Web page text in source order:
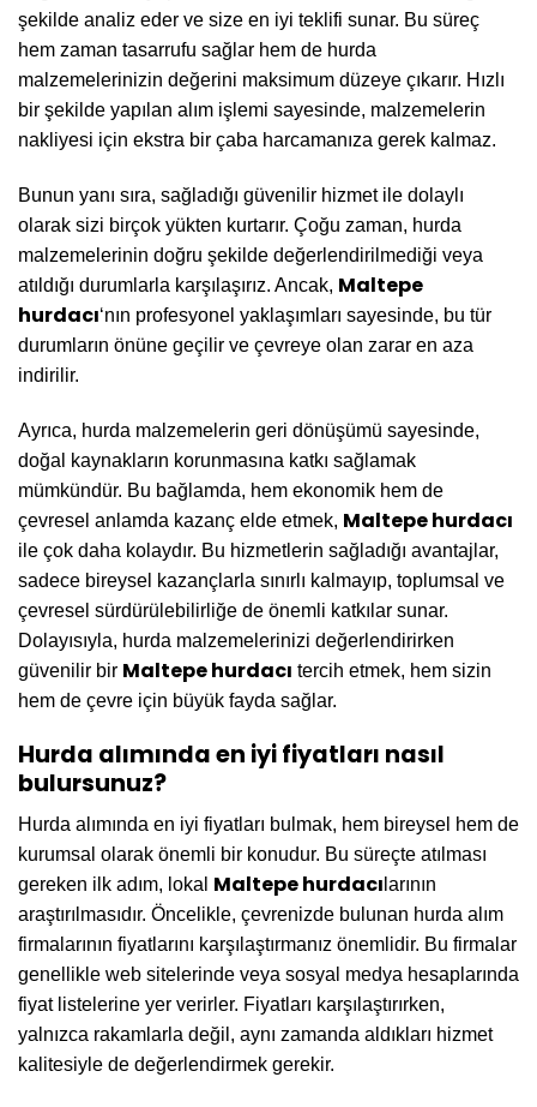
şekilde analiz eder ve size en iyi teklifi sunar. Bu süreç
hem zaman tasarrufu sağlar hem de hurda
malzemelerinizin değerini maksimum düzeye çıkarır. Hızlı
bir şekilde yapılan alım işlemi sayesinde, malzemelerin
nakliyesi için ekstra bir çaba harcamanıza gerek kalmaz.
Bunun yanı sıra, sağladığı güvenilir hizmet ile dolaylı
olarak sizi birçok yükten kurtarır. Çoğu zaman, hurda
malzemelerinin doğru şekilde değerlendirilmediği veya
atıldığı durumlarla karşılaşırız. Ancak, Maltepe
hurdacı‘nın profesyonel yaklaşımları sayesinde, bu tür
durumların önüne geçilir ve çevreye olan zarar en aza
indirilir.
Ayrıca, hurda malzemelerin geri dönüşümü sayesinde,
doğal kaynakların korunmasına katkı sağlamak
mümkündür. Bu bağlamda, hem ekonomik hem de
çevresel anlamda kazanç elde etmek, Maltepe hurdacı
ile çok daha kolaydır. Bu hizmetlerin sağladığı avantajlar,
sadece bireysel kazançlarla sınırlı kalmayıp, toplumsal ve
çevresel sürdürülebilirliğe de önemli katkılar sunar.
Dolayısıyla, hurda malzemelerinizi değerlendirirken
güvenilir bir Maltepe hurdacı tercih etmek, hem sizin
hem de çevre için büyük fayda sağlar.
Hurda alımında en iyi fiyatları nasıl
bulursunuz?
Hurda alımında en iyi fiyatları bulmak, hem bireysel hem de
kurumsal olarak önemli bir konudur. Bu süreçte atılması
gereken ilk adım, lokal Maltepe hurdacı larının
araştırılmasıdır. Öncelikle, çevrenizde bulunan hurda alım
firmalarının fiyatlarını karşılaştırmanız önemlidir. Bu firmalar
genellikle web sitelerinde veya sosyal medya hesaplarında
fiyat listelerine yer verirler. Fiyatları karşılaştırırken,
yalnızca rakamlarla değil, aynı zamanda aldıkları hizmet
kalitesiyle de değerlendirmek gerekir.